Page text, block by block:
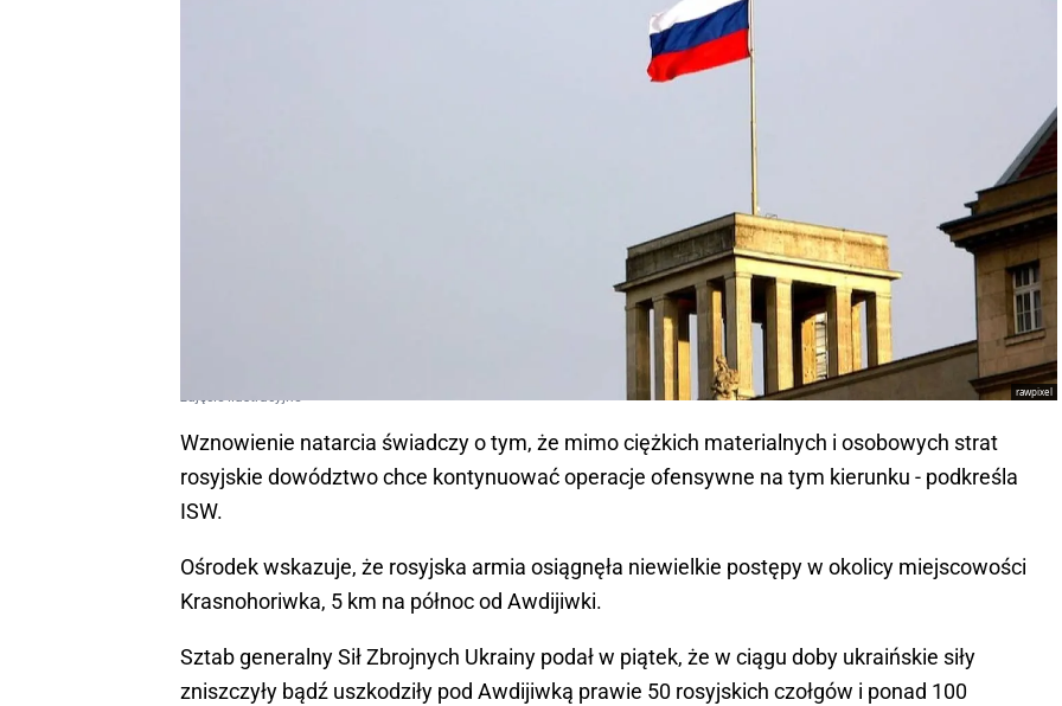
rawpixel
zdjęcie ilustracyjne
Wznowienie natarcia świadczy o tym, że mimo ciężkich materialnych i osobowych strat
rosyjskie dowództwo chce kontynuować operacje ofensywne na tym kierunku - podkreśla
ISW.
Ośrodek wskazuje, że rosyjska armia osiągnęła niewielkie postępy w okolicy miejscowości
Krasnohoriwka, 5 km na północ od Awdijiwki.
Sztab generalny Sił Zbrojnych Ukrainy podał w piątek, że w ciągu doby ukraińskie siły
zniszczyły bądź uszkodziły pod Awdijiwką prawie 50 rosyjskich czołgów i ponad 100